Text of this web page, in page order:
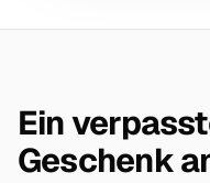
Ein
Geschenk